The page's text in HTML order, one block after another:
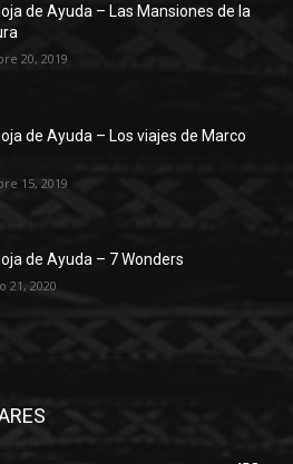
de Ayuda – Las Mansiones de la
20, 2019
de Ayuda – Los viajes de Marco
15, 2019
de Ayuda – 7 Wonders
21, 2020